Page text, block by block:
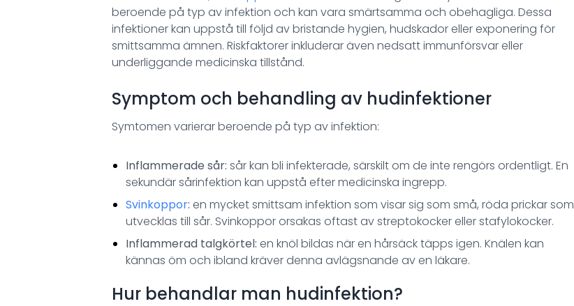
beroende på typ av infektion och kan vara smärtsamma och obehagliga. Dessa
infektioner kan uppstå till följd av bristande hygien, hudskador eller exponering för
smittsamma ämnen. Riskfaktorer inkluderar även nedsatt immunförsvar eller
underliggande medicinska tillstånd.
Symptom och behandling av hudinfektioner
Symtomen varierar beroende på typ av infektion:
Inflammerade sår: sår kan bli infekterade, särskilt om de inte rengörs ordentligt. En
sekundär sårinfektion kan uppstå efter medicinska ingrepp.
Svinkoppor: en mycket smittsam infektion som visar sig som små, röda prickar som
utvecklas till sår. Svinkoppor orsakas oftast av streptokocker eller stafylokocker.
Inflammerad talgkörtel: en knöl bildas när en hårsäck täpps igen. Knälen kan
kännas öm och ibland kräver denna avlägsnande av en läkare.
Hur behandlar man hudinfektion?